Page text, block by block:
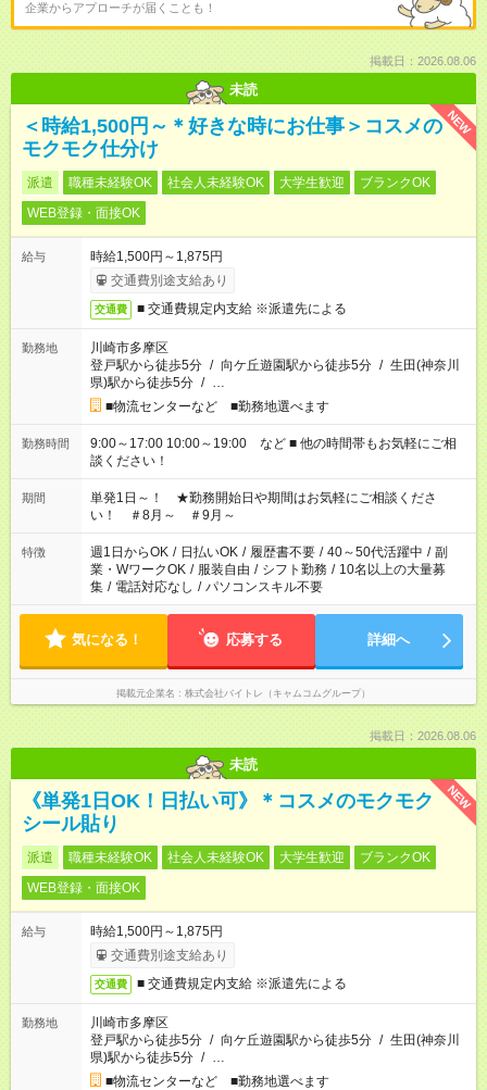
企業からアプローチが届くことも！
掲載日：2026.08.06
未読
NEW
＜時給1,500円～＊好きな時にお仕事＞コスメの
モクモク仕分け
派遣 職種未経験OK 社会人未経験OK 大学生歓迎
ブランクOK
WEB登録・面接OK
給与
時給1,500円～1,875円
交通費別途支給あり
交通費 ■ 交通費規定内支給 ※派遣先による
勤務地
川崎市多摩区
登戸駅から徒歩5分 / 向ケ丘遊園駅から徒歩5分 / 生田(神奈川
県)駅から徒歩5分 / …
■物流センターなど ■勤務地選べます
勤務時間
9:00～17:00 10:00～19:00 など ■ 他の時間帯もお気軽にご相
談ください！
期間
単発1日～！ ★勤務開始日や期間はお気軽にご相談くださ
い！ ＃8月～ ＃9月～
特徴 週1日からOK / 日払いOK / 履歴書不要 / 40～50代活躍中 / 副
業・WワークOK / 服装自由 / シフト勤務 / 10名以上の大量募
集 / 電話対応なし / パソコンスキル不要
気になる！ 応募する 詳細へ
掲載元企業名 株式会社バイトレ（キャムコムグループ）
掲載日：2026.08.06
未読
NEW
《単発1日OK！日払い可》＊コスメのモクモク
シール貼り
派遣 職種未経験OK 社会人未経験OK 大学生歓迎
ブランクOK
WEB登録・面接OK
給与
時給1,500円～1,875円
交通費別途支給あり
交通費 ■ 交通費規定内支給 ※派遣先による
勤務地
川崎市多摩区
登戸駅から徒歩5分 / 向ケ丘遊園駅から徒歩5分 / 生田(神奈川
県)駅から徒歩5分 / …
■物流センターなど ■勤務地選べます